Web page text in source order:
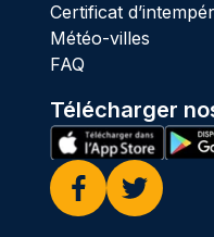
Certificat
Météo-villes
FAQ
Télécharger
Facebook
Twitter